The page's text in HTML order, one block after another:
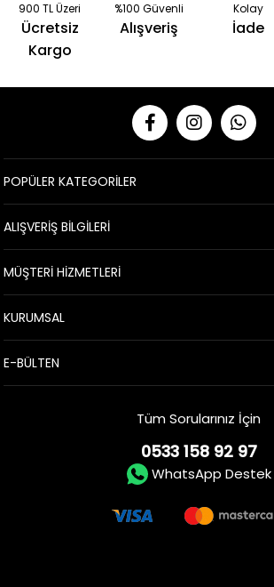
900 TL Üzeri
Ücretsiz
Kargo
%100 Güvenli
Alışveriş
Kolay
İade
POPÜLER KATEGORİLER
ALIŞVERİŞ BİLGİLERİ
MÜŞTERİ HİZMETLERİ
KURUMSAL
E-BÜLTEN
Tüm Sorularınız İçin
0533 158 92 97
WhatsApp Destek